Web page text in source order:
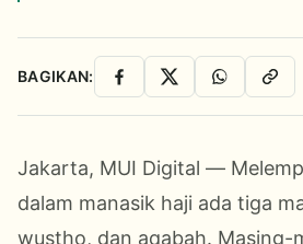
BAGIKAN: Facebook
X WhatsApp
Jakarta, MUI Digital —
dalam manasik haji ada tiga
wustho, dan aqabah. Masing-